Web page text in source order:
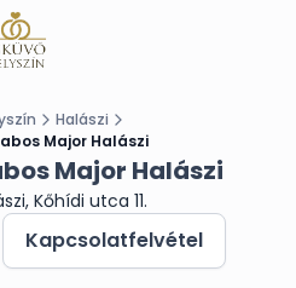
Halászi
Major Halászi
Major Halászi
Kőhídi utca 11.
Kapcsolatfelvétel